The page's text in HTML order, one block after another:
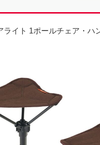
ライト 1ポールチェア・ハ